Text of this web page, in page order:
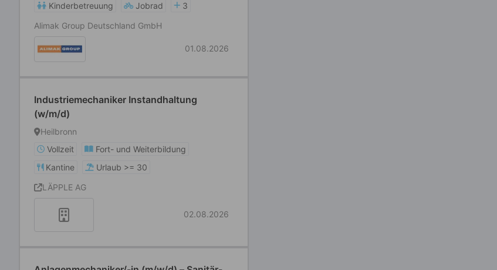
Kinderbetreuung
Jobrad
3
Alimak Group Deutschland GmbH
01.08.2026
Industriemechaniker Instandhaltung
(w/m/d)
Heilbronn
Vollzeit
Fort- und Weiterbildung
Kantine
Urlaub >= 30
LÄPPLE AG
02.08.2026